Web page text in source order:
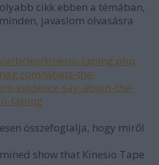
cikk ebben a témában,
javaslom olvasásra
articles/kinesio-taping.php
whats-the-
evidence-say-about-the-
taping
összefoglalja, hogy miről
show that Kinesio Tape